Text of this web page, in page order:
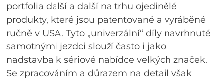
portfolia další a další na trhu ojedinělé
produkty, které jsou patentované a vyráběné
ručně v USA. Tyto „univerzální“ díly navrhnuté
samotnými jezdci slouží často i jako
nadstavba k sériové nabídce velkých značek.
Se zpracováním a důrazem na detail však